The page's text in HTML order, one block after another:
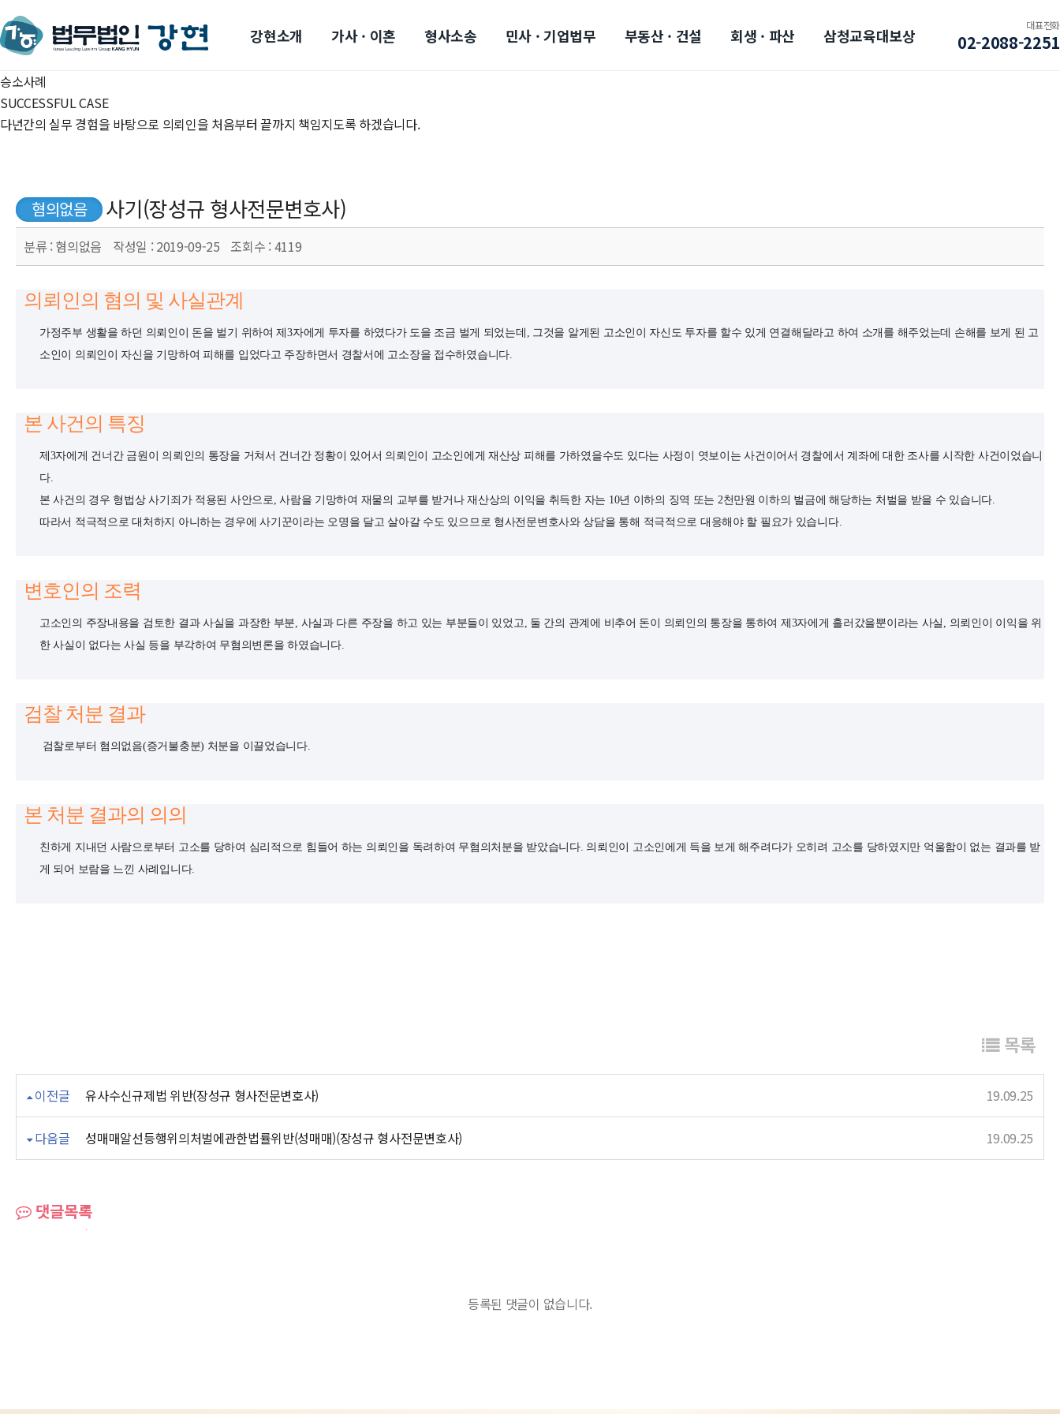
강현소개 가사 · 이혼 형사소송 민사 · 기업법무 부동산 · 건설 회생 · 파산 삼청교육대보상
대표전화
02-2088-2251
승소사례
SUCCESSFUL CASE
다년간의 실무 경험을 바탕으로 의뢰인을 처음부터 끝까지 책임지도록 하겠습니다.
혐의없음 사기(장성규 형사전문변호사)
분류 :혐의없음 작성일 :2019-09-25 조회수 :4119
의뢰인의 혐의 및 사실관계
가정주부 생활을 하던 의뢰인이 돈을 벌기 위하여 제3자에게 투자를 하였다가 도을 조금 벌게 되었는데, 그것을 알게된 고소인이 자신도 투자를 할수 있게 연결해달라고 하여 소개를 해주었는데 손해를 보게 된 고
소인이 의뢰인이 자신을 기망하여 피해를 입었다고 주장하면서 경찰서에 고소장을 접수하였습니다.
본 사건의 특징
제3자에게 건너간 금원이 의뢰인의 통장을 거쳐서 건너간 정황이 있어서 의뢰인이 고소인에게 재산상 피해를 가하였을수도 있다는 사정이 엿보이는 사건이어서 경찰에서 계좌에 대한 조사를 시작한 사건이었습니
다.
본 사건의 경우 형법상 사기죄가 적용된 사안으로, 사람을 기망하여 재물의 교부를 받거나 재산상의 이익을 취득한 자는 10년 이하의 징역 또는 2천만원 이하의 벌금에 해당하는 처벌을 받을 수 있습니다.
따라서 적극적으로 대처하지 아니하는 경우에 사기꾼이라는 오명을 달고 살아갈 수도 있으므로 형사전문변호사와 상담을 통해 적극적으로 대응해야 할 필요가 있습니다.
변호인의 조력
고소인의 주장내용을 검토한 결과 사실을 과장한 부분, 사실과 다른 주장을 하고 있는 부분들이 있었고, 둘 간의 관계에 비추어 돈이 의뢰인의 통장을 통하여 제3자에게 흘러갔을뿐이라는 사실, 의뢰인이 이익을 위
한 사실이 없다는 사실 등을 부각하여 무혐의변론을 하였습니다.
검찰 처분 결과
검찰로부터 혐의없음(증거불충분) 처분을 이끌었습니다.
본 처분 결과의 의의
친하게 지내던 사람으로부터 고소를 당하여 심리적으로 힘들어 하는 의뢰인을 독려하여 무혐의처분을 받았습니다. 의뢰인이 고소인에게 득을 보게 해주려다가 오히려 고소를 당하였지만 억울함이 없는 결과를 받
게 되어 보람을 느낀 사례입니다.
목록
이전글 유사수신규제법 위반(장성규 형사전문변호사) 19.09.25
다음글 성매매알선등행위의처벌에관한법률위반(성매매)(장성규 형사전문변호사) 19.09.25
댓글목록
등록된 댓글이 없습니다.